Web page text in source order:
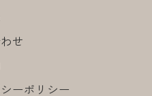
せ
ーポリシー